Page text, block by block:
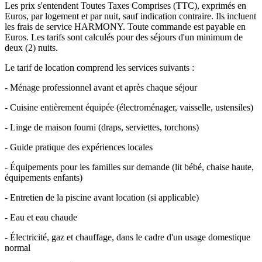
Les prix s'entendent Toutes Taxes Comprises (TTC), exprimés en
Euros, par logement et par nuit, sauf indication contraire. Ils incluent
les frais de service HARMONY. Toute commande est payable en
Euros. Les tarifs sont calculés pour des séjours d'un minimum de
deux (2) nuits.
Le tarif de location comprend les services suivants :
- Ménage professionnel avant et après chaque séjour
- Cuisine entièrement équipée (électroménager, vaisselle, ustensiles)
- Linge de maison fourni (draps, serviettes, torchons)
- Guide pratique des expériences locales
- Équipements pour les familles sur demande (lit bébé, chaise haute,
équipements enfants)
- Entretien de la piscine avant location (si applicable)
- Eau et eau chaude
- Électricité, gaz et chauffage, dans le cadre d'un usage domestique
normal